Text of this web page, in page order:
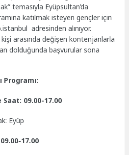
temasıyla Eyüpsultan’da
katılmak isteyen gençler için
adresinden alınıyor.
arasında değişen kontenjanlarla
dolduğunda başvurular sona
Programı:
09.00-17.00
Eyüp
17.00